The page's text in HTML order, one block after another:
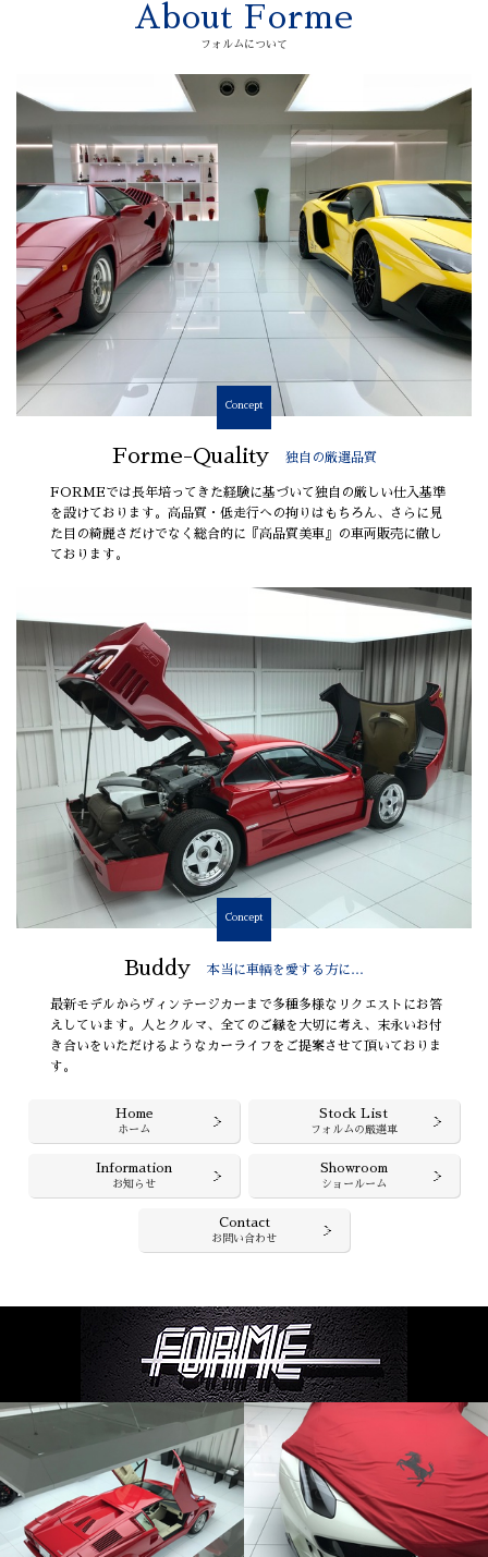
About Forme
フォルムについて
Concept
Forme-Quality 独自の厳選品質
FORMEでは長年培ってきた経験に基づいて独自の厳しい仕入基準
を設けております。高品質・低走行への拘りはもちろん、さらに見
た目の綺麗さだけでなく総合的に『高品質美車』の車両販売に徹し
ております。
Concept
Buddy 本当に車輌を愛する方に…
最新モデルからヴィンテージカーまで多種多様なリクエストにお答
えしています。人とクルマ、全てのご縁を大切に考え、末永いお付
き合いをいただけるようなカーライフをご提案させて頂いておりま
す。
Home
ホーム
Stock List
フォルムの厳選車
Information
お知らせ
Showroom
ショールーム
Contact
お問い合わせ